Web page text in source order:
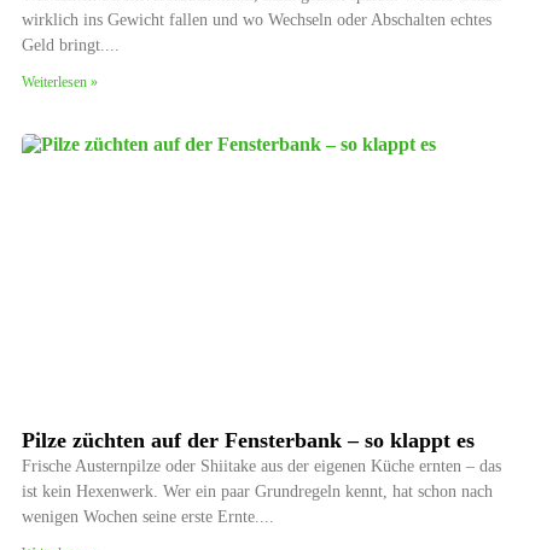
wirklich ins Gewicht fallen und wo Wechseln oder Abschalten echtes
Geld bringt.
Weiterlesen »
Pilze züchten auf der Fensterbank – so klappt es
Frische Austernpilze oder Shiitake aus der eigenen Küche ernten – das
ist kein Hexenwerk. Wer ein paar Grundregeln kennt, hat schon nach
wenigen Wochen seine erste Ernte.